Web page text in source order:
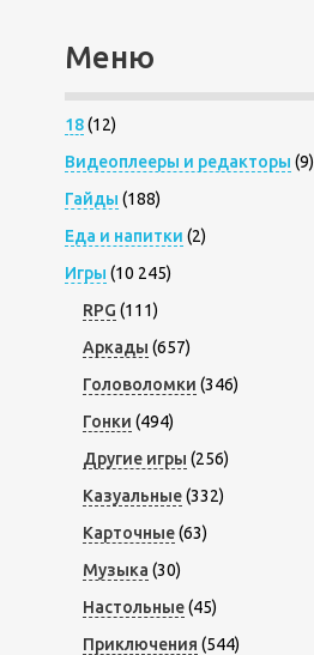
Меню
18(12)
Видеоплееры и редакторы (9)
Гайды (188)
Еда и напитки (2)
Игры (10 245)
RPG (111)
Аркады (657)
Головоломки (346)
Гонки (494)
Другие игры (256)
Казуальные(332)
Карточные(63)
Музыка (30)
Настольные(45)
Приключения (544)